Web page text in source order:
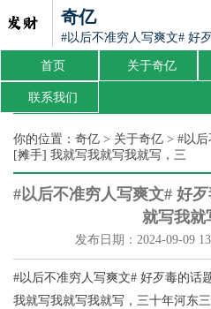
奇亿
#以后不准穷人写爽文# 好
首页 关于奇亿
联系我们
你的位置： 奇亿 > 关于奇亿 > #以
[摊手] 我就写我就写我就写，三
#以后不准穷人写爽文# 好
就写我就
发布日期：2024-09-09
#以后不准穷人写爽文# 好歹毒的话
我就写我就写我就写，三十年河东